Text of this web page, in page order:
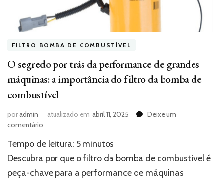
FILTRO BOMBA DE COMBUSTÍVEL
O segredo por trás da performance de grandes
máquinas: a importância do filtro da bomba de
combustível
poradmin atualizado em abril 11, 2025
Deixe um
comentário
segredo
por
trás
da
Tempo de leitura: 5 minutos
Descubra por que o filtro da bomba de combustível é
peça-chave para a performance de máquinas